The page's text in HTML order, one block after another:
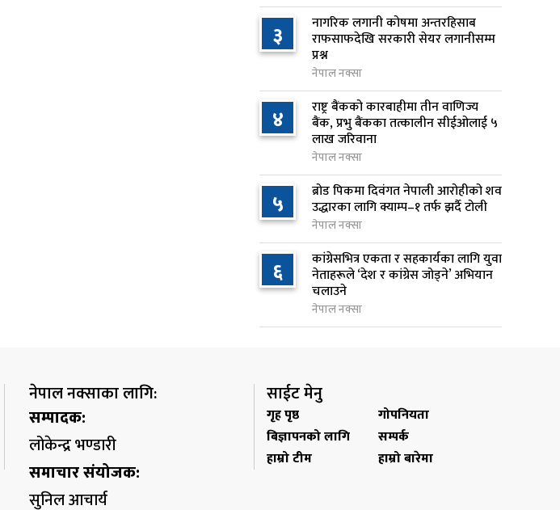
६
सिद्धबाबा सुरुङ निर्माणमा ३ अर्ब १
करोड खर्च, २०८३ फागुनको
समयसीमा
२0 घण्टा अघि
७
निम्सदाइसहित चार पर्वतारोहीको शव
बेस क्याम्पमा ल्याइयो
१ दिन अघि
८
सुनसरी र सिरहाका घटनाका
पीडितलाई राहत र उपचार दिने
सरकारको निर्णय
१ दिन अघि
९
कृषि क्षेत्रलाई आत्मनिर्भर बनाउने
लक्ष्यसहित राष्ट्रिय कृषि नीति २०८३
१०
नेपाल टेलिकमले बक्यौता महसुलमा
जरिवाना छुट दिने
१ दिन अघि
३ नागरिक लगानी कोषमा अन्तरहिसाब
राफसाफदेखि सरकारी सेयर लगानीसम्म
प्रश्न
नेपाल नक्सा
४ राष्ट्र बैंकको कारबाहीमा तीन वाणिज्य
बैंक, प्रभु बैंकका तत्कालीन सीईओलाई ५
लाख जरिवाना
नेपाल नक्सा
५ ब्रोड पिकमा दिवंगत नेपाली आरोहीको शव
उद्धारका लागि क्याम्प–१ तर्फ झर्दै टोली
नेपाल नक्सा
६ कांग्रेसभित्र एकता र सहकार्यका लागि युवा
नेताहरूले ‘देश र कांग्रेस जोड्ने’ अभियान
चलाउने
नेपाल नक्सा
नेपाल नक्साका लागि:
सम्पादक:
लोकेन्द्र भण्डारी
समाचार संयोजक:
सुनिल आचार्य
साईट मेनु
गृह पृष्ठ
गोपनियता
बिज्ञापनको लागि
सम्पर्क
हाम्रो टीम
हाम्रो बारेमा